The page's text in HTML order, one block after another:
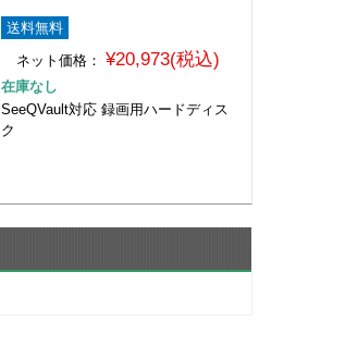
送料無料
ネット価格： ¥20,973(税込)
在庫なし
SeeQVault対応 録画用ハードディス
ク